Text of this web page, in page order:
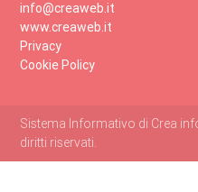
info@creaweb.it
www.creaweb.it
Privacy
Cookie Policy
Sistema Informativo di Crea
diritti riservati.